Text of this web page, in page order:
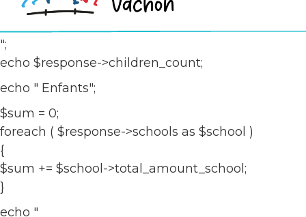
";
echo $response->children_count;
echo " Enfants";
$sum = 0;
foreach ( $response->schools as $school )
{
$sum += $school->total_amount_school;
}
echo "